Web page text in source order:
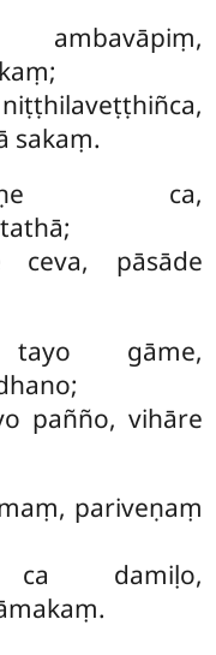
sakaṃ.
ca,
ceva, pāsāde
tayo gāme,
pañño, vihāre
pariveṇaṃ
ca damiḷo,